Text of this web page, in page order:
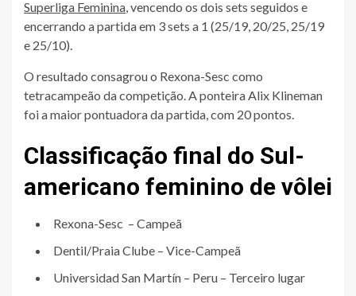
Superliga Feminina, vencendo os dois sets seguidos e
encerrando a partida em 3 sets a 1 (25/19, 20/25, 25/19
e 25/10).
O resultado consagrou o Rexona-Sesc como
tetracampeão da competição. A ponteira Alix Klineman
foi a maior pontuadora da partida, com 20 pontos.
Classificação final do Sul-
americano feminino de vôlei
Rexona-Sesc – Campeã
Dentil/Praia Clube – Vice-Campeã
Universidad San Martín – Peru – Terceiro lugar